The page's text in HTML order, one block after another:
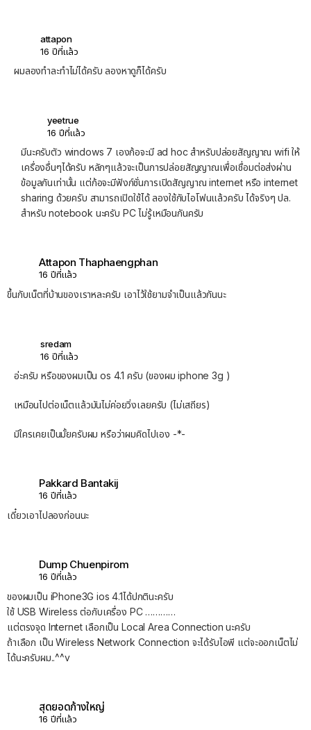
attapon
16 ปีที่แล้ว
ผมลองทำละทำไม่ได้ครับ ลองหาดูก็ได้ครับ
yeetrue
16 ปีที่แล้ว
มีนะครับตัว windows 7 เองก้อจะมี ad hoc สำหรับปล่อยสัญญาณ wifi ให้
เครื่องอื่นๆได้ครับ หลักๆแล้วจะเป็นการปล่อยสัญญาณเพื่อเชื่อมต่อส่งผ่าน
ข้อมูลกันเท่านั้น แต่ก้อจะมีฟังก์ชั่นการเปิดสัญญาณ internet หรือ internet
sharing ด้วยครับ สามารถเปิดใช้ได้ ลองใช้กับไอโฟนแล้วครับ ได้จริงๆ ปล.
สำหรับ notebook นะครับ PC ไม่รู้เหมือนกันครับ
Attapon Thaphaengphan
16 ปีที่แล้ว
ขึ้นกับเน็ตที่บ้านของเราหละครับ เอาไว้ใช้ยามจำเป็นแล้วกันนะ
sredam
16 ปีที่แล้ว
อ่ะครับ หรือของผมเป็น os 4.1 ครับ (ของผม iphone 3g )
เหมือนไปต่อเน็ตแล้วมันไม่ค่อยวิ่งเลยครับ (ไม่เสถียร)
มีใครเคยเป็นมั้ยครับผม หรือว่าผมคิดไปเอง -*-
Pakkard Bantakij
16 ปีที่แล้ว
เดี๋ยวเอาไปลองก่อนนะ
Dump Chuenpirom
16 ปีที่แล้ว
ของผมเป็น iPhone3G ios 4.1ได้ปกตินะครับ
ใช้ USB Wireless ต่อกับเครื่อง PC …………
แต่ตรงจุด Internet เลือกเป็น Local Area Connection นะครับ
ถ้าเลือก เป็น Wireless Network Connection จะได้รับไอพี แต่จะออกเน็ตไม่
ได้นะครับผม..^^v
สุดยอดก้างใหญ่
16 ปีที่แล้ว